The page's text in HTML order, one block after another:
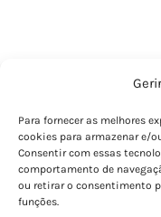
Para fornecer as melhores
cookies para armazenar e/
Consentir com essas
comportamento de
ou retirar o consentimento
funções.